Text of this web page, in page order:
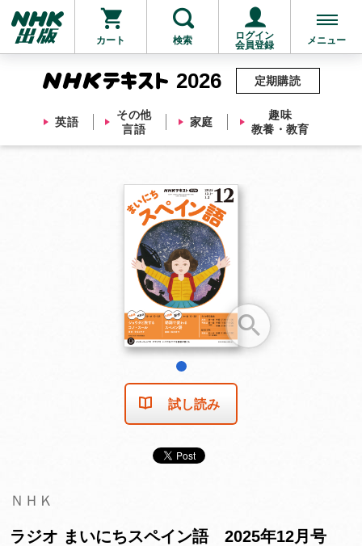
カート 検索
ログイン
会員登録
メニュー
2026
英語
その他
言語
家庭
趣味
教養・教育
定期購読
他にも商品を買う
試し読み
ＮＨＫ
ラジオ まいにちスペイン語 2025年12月号